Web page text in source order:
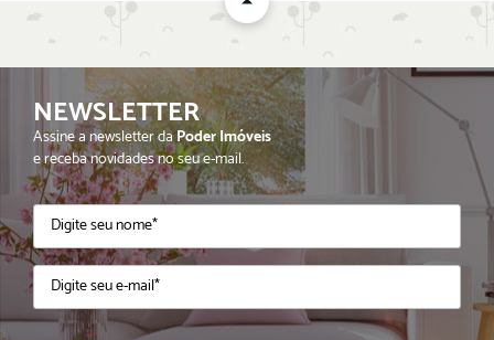
ENVIAR
NEWSLETTER
Assine a newsletter daPoder Imóveis
e receba novidades no seu e-mail.